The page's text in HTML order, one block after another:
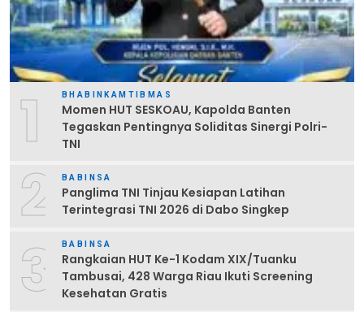
1 BHABINKAMTIBMAS
Momen HUT SESKOAU, Kapolda Banten
Tegaskan Pentingnya Soliditas Sinergi Polri-
TNI
2 BABINSA
Panglima TNI Tinjau Kesiapan Latihan
Terintegrasi TNI 2026 di Dabo Singkep
3 BABINSA
Rangkaian HUT Ke-1 Kodam XIX/Tuanku
Tambusai, 428 Warga Riau Ikuti Screening
Kesehatan Gratis